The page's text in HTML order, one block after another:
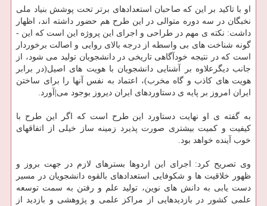
او با تاكید بر این كه صاحبان استعدادهای برتر تحت پوشش بنیاد ملی
نخبگان در سه دوره متوالی در این طرح هم حضور داشته اند، اظهار
داشت: نكته ی مهم در طراحی و اجرای این پروژه این است كه این ­
گونه شناخت های بی واسطه از درجه بالای روایی و اصالت برخوردار
است كه در نتیجه خودآگاهی تاریخی در دانشجویان تولید می شود، از
جانب دیگرعلاوه بر آشنایی دانشجویان با هویت های اصیل(در برابر
هویت های كاذب و گاه مخرب)، اعتماد به نفس آنها را برای ساختن
ایران امروز بر پایه ی دستاوردهای ایران دیروز بوجود می|آورد.
به گفته ی او نهایت دستاورد این طرح است كه اگر این طرح با
كیفیت و كمیت بیشتری صورت پذیرد زمینه ساز خیلی از اتفاق­های
خوب آینده خواهد بود.
وی تصریح كرد: اجرای این اردوها بسترهای لازم در جهت بروز و
ظهور خلاقیت ها و شكوفایی استعدادهای بالقوه دانشجویان در مسیر
دست یابی به دانش های نوین، تولید علم و رفتن به سمت توسعه
علمی كشور در بازدیدهایی از مراكز علمی و پژوهشی و بازدید از